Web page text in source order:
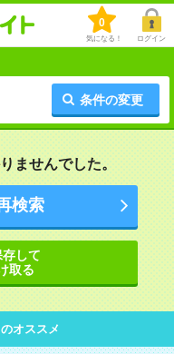
0
気になる！ ログイン
条件の変更
ませんでした。
検索
して
取る
オススメ